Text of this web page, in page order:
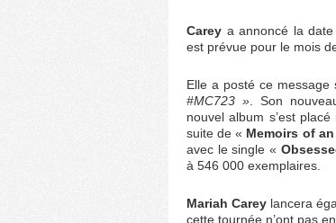
Carey a annoncé la
est prévue pour le mois
Elle a posté ce message
#MC723 » . Son
nouvel album s’est
suite de « Memoirs of
avec le single «
à 546 000 exemplaires.
Mariah Carey lancera
cette tournée n’ont pas